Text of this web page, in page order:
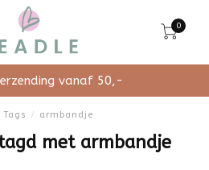
0
vanaf 50,-
Tags / armbandje
met armbandje